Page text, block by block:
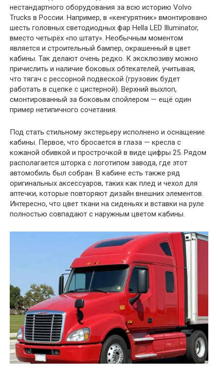
нестандартного оборудования за всю историю Volvo
Trucks в России. Например, в «кенгурятник» вмонтировано
шесть головных светодиодных фар Hella LED Illuminator,
вместо четырёх «по штату». Необычным моментом
является и строительный бампер, окрашенный в цвет
кабины. Так делают очень редко. К эксклюзиву можно
причислить и наличие боковых обтекателей, учитывая,
что тягач с рессорной подвеской (грузовик будет
работать в сцепке с цистерной). Верхний выхлоп,
смонтированный за боковым спойлером — ещё один
пример нетипичного сочетания.
Под стать стильному экстерьеру исполнено и оснащение
кабины. Первое, что бросается в глаза — кресла с
кожаной обивкой и прострочкой в виде цифры 25. Рядом
располагается шторка с логотипом завода, где этот
автомобиль был собран. В кабине есть также ряд
оригинальных аксессуаров, таких как плед и чехол для
аптечки, которые повторяют дизайн внешних элементов.
Интересно, что цвет ткани на сиденьях и вставки на руле
полностью совпадают с наружным цветом кабины.